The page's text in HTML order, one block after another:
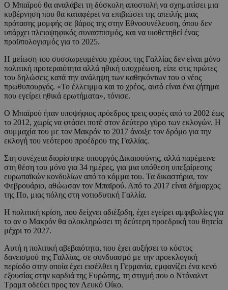
Ο Μπαϊρού θα αναλάβει τη δύσκολη αποστολή να σχηματίσει μια
κυβέρνηση που θα καταφέρει να επιβιώσει της απειλής μιας
πρότασης μομφής σε βάρος της στην Εθνοσυνέλευση, όπου δεν
υπάρχει πλειοψηφικός συνασπισμός, και να υιοθετηθεί ένας
προϋπολογισμός για το 2025.
Η μείωση του συσσωρευμένου χρέους της Γαλλίας δεν είναι μόνο
πολιτική προτεραιότητα αλλά ηθική υποχρέωση, είπε στις πρώτες
του δηλώσεις κατά την ανάληψη των καθηκόντων του ο νέος
πρωθυπουργός. «Το έλλειμμα και το χρέος, αυτό είναι ένα ζήτημα
που εγείρει ηθικά ερωτήματα», τόνισε.
Ο Μπαϊρού ήταν υποψήφιος πρόεδρος τρεις φορές από το 2002 έως
το 2012, χωρίς να φτάσει ποτέ στον δεύτερο γύρο των εκλογών. Η
συμμαχία του με τον Μακρόν το 2017 άνοιξε τον δρόμο για την
εκλογή του νεότερου προέδρου της Γαλλίας.
Στη συνέχεια διορίστηκε υπουργός Δικαιοσύνης, αλλά παρέμεινε
στη θέση του μόνο για 34 ημέρες, για μια υπόθεση υπεξαίρεσης
ευρωπαϊκών κονδυλίων από το κόμμα του. Τα δικαστήρια, τον
Φεβρουάριο, αθώωσαν τον Μπαϊρού. Από το 2017 είναι δήμαρχος
της Πο, μιας πόλης στη νοτιοδυτική Γαλλία.
Η πολιτική κρίση, που δείχνει αδιέξοδη, έχει εγείρει αμφιβολίες για
το αν ο Μακρόν θα ολοκληρώσει τη δεύτερη προεδρική του θητεία
μέχρι το 2027.
Αυτή η πολιτική αβεβαιότητα, που έχει αυξήσει το κόστος
δανεισμού της Γαλλίας, σε συνδυασμό με την προεκλογική
περίοδο στην οποία έχει εισέλθει η Γερμανία, εμφανίζει ένα κενό
εξουσίας στην καρδιά της Ευρώπης, τη στιγμή που ο Ντόναλντ
Τραμπ οδεύει προς τον Λευκό Οίκο.